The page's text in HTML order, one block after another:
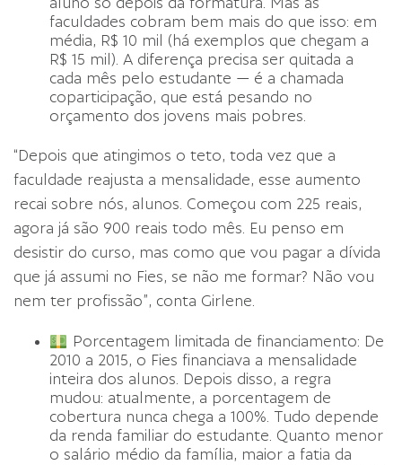
aluno só depois da formatura. Mas as
faculdades cobram bem mais do que isso: em
média, R$ 10 mil (há exemplos que chegam a
R$ 15 mil). A diferença precisa ser quitada a
cada mês pelo estudante — é a chamada
coparticipação, que está pesando no
orçamento dos jovens mais pobres.
“Depois que atingimos o teto, toda vez que a
faculdade reajusta a mensalidade, esse aumento
recai sobre nós, alunos. Começou com 225 reais,
agora já são 900 reais todo mês. Eu penso em
desistir do curso, mas como que vou pagar a dívida
que já assumi no Fies, se não me formar? Não vou
nem ter profissão”, conta Girlene.
Porcentagem limitada de financiamento: De
2010 a 2015, o Fies financiava a mensalidade
inteira dos alunos. Depois disso, a regra
mudou: atualmente, a porcentagem de
cobertura nunca chega a 100%. Tudo depende
da renda familiar do estudante. Quanto menor
o salário médio da família, maior a fatia da